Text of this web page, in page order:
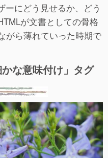
ーにどう見せるか、どう
が文書としての骨格
がら薄れていった時期で
な意味付け」タグ